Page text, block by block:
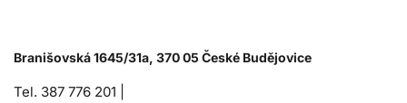
Branišovská 1645/31a, 370 05 České Budějovice
Tel. 387 776 201 |